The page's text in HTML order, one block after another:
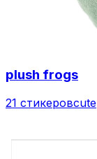
plush frogs
21 стикеровcute